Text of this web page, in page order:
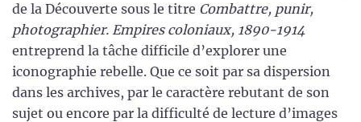
de la Découverte sous le titre Combattre, punir,
photographier. Empires coloniaux, 1890-1914
entreprend la tâche difficile d’explorer une
iconographie rebelle. Que ce soit par sa dispersion
dans les archives, par le caractère rebutant de son
sujet ou encore par la difficulté de lecture d’images